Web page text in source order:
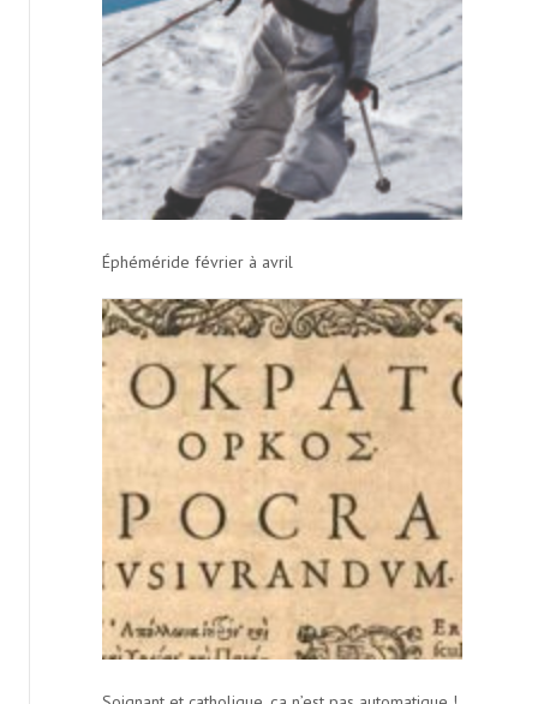
Éphéméride février à avril